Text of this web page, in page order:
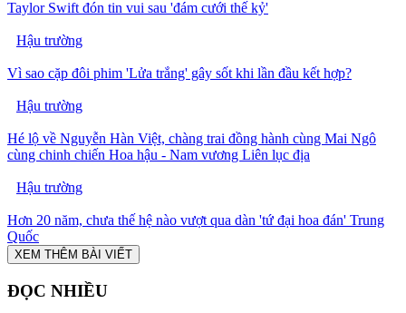
Taylor Swift đón tin vui sau 'đám cưới thế kỷ'
Hậu trường
Vì sao cặp đôi phim 'Lửa trắng' gây sốt khi lần đầu kết hợp?
Hậu trường
Hé lộ về Nguyễn Hàn Việt, chàng trai đồng hành cùng Mai Ngô
cùng chinh chiến Hoa hậu - Nam vương Liên lục địa
Hậu trường
Hơn 20 năm, chưa thế hệ nào vượt qua dàn 'tứ đại hoa đán' Trung
Quốc
XEM THÊM BÀI VIẾT
ĐỌC NHIỀU